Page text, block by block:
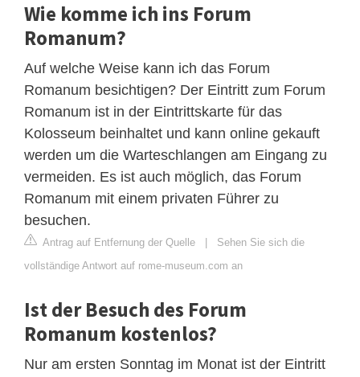
Wie komme ich ins Forum
Romanum?
Auf welche Weise kann ich das Forum
Romanum besichtigen? Der Eintritt zum Forum
Romanum ist in der Eintrittskarte für das
Kolosseum beinhaltet und kann online gekauft
werden um die Warteschlangen am Eingang zu
vermeiden. Es ist auch möglich, das Forum
Romanum mit einem privaten Führer zu
besuchen.
Antrag auf Entfernung der Quelle
Sehen Sie sich die
vollständige Antwort auf rome-museum.com an
Ist der Besuch des Forum
Romanum kostenlos?
Nur am ersten Sonntag im Monat ist der Eintritt